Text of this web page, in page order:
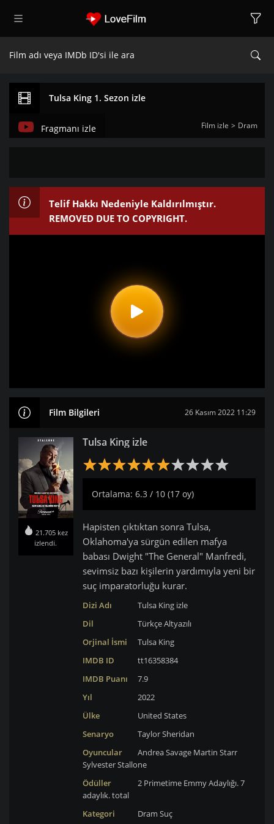
Tulsa King 1. Sezon izle
Film izle Dram
Fragmanı izle
Telif Hakkı Nedeniyle Kaldırılmıştır.
REMOVED DUE TO COPYRIGHT.
Film Bilgileri 26 Kasım 2022 11:29
21.705 kez
izlendi.
Tulsa King izle
Ortalama: 6.3 / 10 (17 oy)
Hapisten çıktıktan sonra Tulsa,
Oklahoma'ya sürgün edilen mafya
babası Dwight "The General" Manfredi,
sevimsiz bazı kişilerin yardımıyla yeni bir
suç imparatorluğu kurar.
Dizi Adı
Tulsa King izle
Dil
Türkçe Altyazılı
Orjinal İsmi
Tulsa King
IMDB ID
tt16358384
IMDB Puanı
7.9
Yıl
2022
Ülke
United States
Senaryo
Taylor Sheridan
Oyuncular
Andrea Savage Martin Starr
Sylvester Stallone
Ödüller
2 Primetime Emmy Adaylığı. 7
adaylık. total
Kategori
Dram Suç